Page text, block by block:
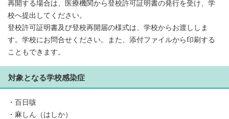
再開する場合は、医療機関から登校許可証明書の発行を受け、学
校へ提出してください。
登校許可証明書及び登校再開届の様式は、学校からお渡ししま
す。学校にお問合せください。また、添付ファイルから印刷する
こともできます。
対象となる学校感染症
・百日咳
・麻しん（はしか）